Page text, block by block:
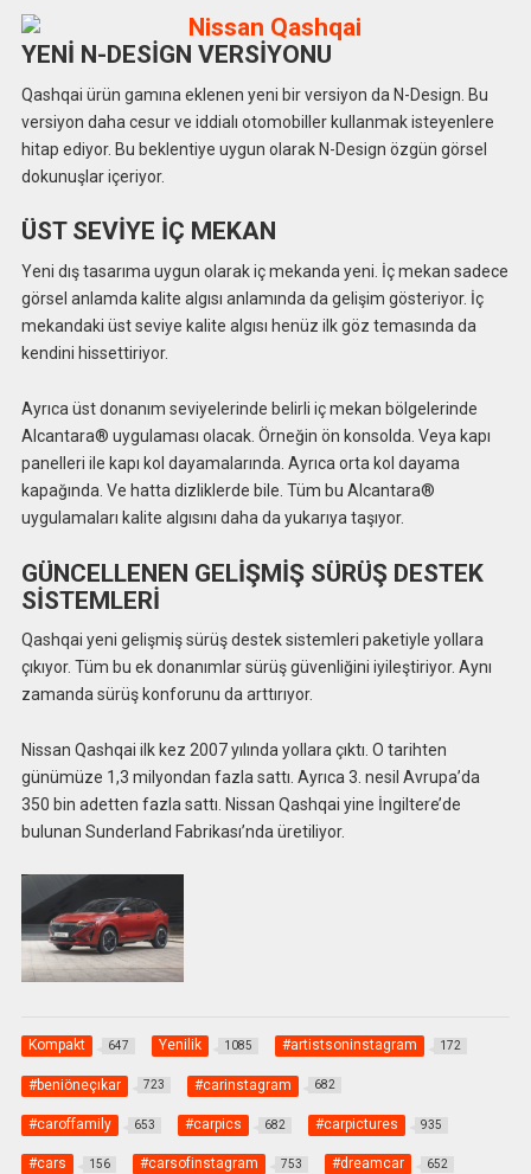
YENİ N-DESİGN VERSİYONU
Qashqai ürün gamına eklenen yeni bir versiyon da N-Design. Bu
versiyon daha cesur ve iddialı otomobiller kullanmak isteyenlere
hitap ediyor. Bu beklentiye uygun olarak N-Design özgün görsel
dokunuşlar içeriyor.
ÜST SEVİYE İÇ MEKAN
Yeni dış tasarıma uygun olarak iç mekanda yeni. İç mekan sadece
görsel anlamda kalite algısı anlamında da gelişim gösteriyor. İç
mekandaki üst seviye kalite algısı henüz ilk göz temasında da
kendini hissettiriyor.
Ayrıca üst donanım seviyelerinde belirli iç mekan bölgelerinde
Alcantara® uygulaması olacak. Örneğin ön konsolda. Veya kapı
panelleri ile kapı kol dayamalarında. Ayrıca orta kol dayama
kapağında. Ve hatta dizliklerde bile. Tüm bu Alcantara®
uygulamaları kalite algısını daha da yukarıya taşıyor.
GÜNCELLENEN GELİŞMİŞ SÜRÜŞ DESTEK
SİSTEMLERİ
Qashqai yeni gelişmiş sürüş destek sistemleri paketiyle yollara
çıkıyor. Tüm bu ek donanımlar sürüş güvenliğini iyileştiriyor. Aynı
zamanda sürüş konforunu da arttırıyor.
Nissan Qashqai ilk kez 2007 yılında yollara çıktı. O tarihten
günümüze 1,3 milyondan fazla sattı. Ayrıca 3. nesil Avrupa’da
350 bin adetten fazla sattı. Nissan Qashqai yine İngiltere’de
bulunan Sunderland Fabrikası’nda üretiliyor.
Kompakt 647 Yenilik 1085 #artistsoninstagram 172
#beniöneçıkar 723 #carinstagram 682
#caroffamily 653 #carpics 682 #carpictures 935
#cars 156 #carsofinstagram 753 #dreamcar 652